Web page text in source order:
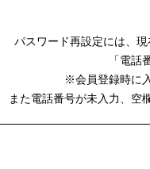
パスワード再設定には、 現
「電話
※会員登録時に
また電話番号が未入力、空